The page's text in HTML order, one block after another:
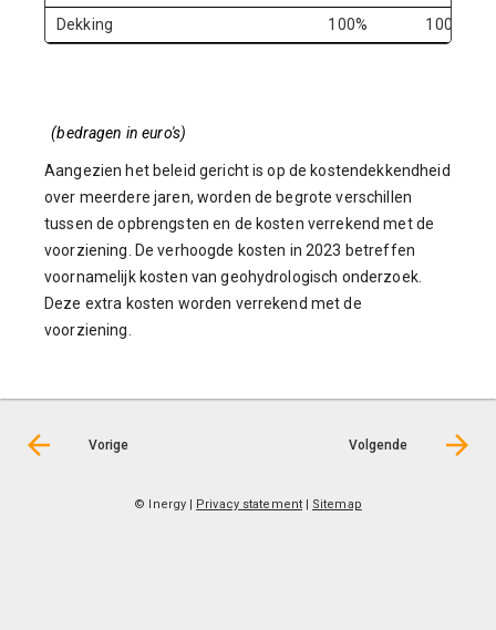
Dekking
100% 100%
(bedragen in euro's)
Aangezien het beleid gericht is op de kostendekkendheid
over meerdere jaren, worden de begrote verschillen
tussen de opbrengsten en de kosten verrekend met de
voorziening. De verhoogde kosten in 2023 betreffen
voornamelijk kosten van geohydrologisch onderzoek.
Deze extra kosten worden verrekend met de
voorziening.
Vorige Volgende
© Inergy | Privacy statement| Sitemap